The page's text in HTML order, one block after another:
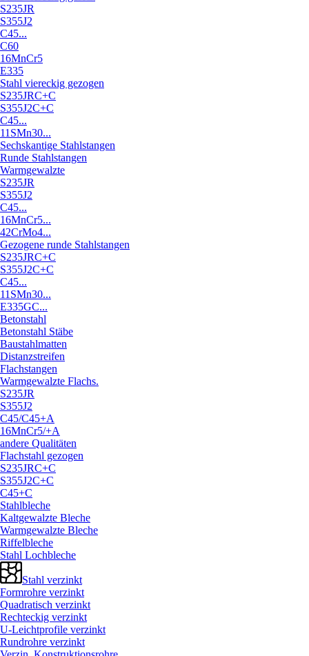
S235JR
S355J2
C45...
C60
16MnCr5
E335
Stahl viereckig gezogen
S235JRC+C
S355J2C+C
C45...
11SMn30...
Sechskantige Stahlstangen
Runde Stahlstangen
Warmgewalzte
S235JR
S355J2
C45...
16MnCr5...
42CrMo4...
Gezogene runde Stahlstangen
S235JRC+C
S355J2C+C
C45...
11SMn30...
E335GC...
Betonstahl
Betonstahl Stäbe
Baustahlmatten
Distanzstreifen
Flachstangen
Warmgewalzte Flachs.
S235JR
S355J2
C45/C45+A
16MnCr5/+A
andere Qualitäten
Flachstahl gezogen
S235JRC+C
S355J2C+C
C45+C
Stahlbleche
Kaltgewalzte Bleche
Warmgewalzte Bleche
Riffelbleche
Stahl Lochbleche
Stahl verzinkt
Formrohre verzinkt
Quadratisch verzinkt
Rechteckig verzinkt
U-Leichtprofile verzinkt
Rundrohre verzinkt